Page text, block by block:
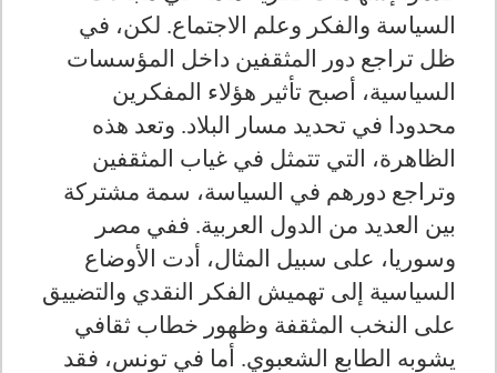
السياسة والفكر وعلم الاجتماع. لكن، في
ظل تراجع دور المثقفين داخل المؤسسات
السياسية، أصبح تأثير هؤلاء المفكرين
محدودا في تحديد مسار البلاد. وتعد هذه
الظاهرة، التي تتمثل في غياب المثقفين
وتراجع دورهم في السياسة، سمة مشتركة
بين العديد من الدول العربية. ففي مصر
وسوريا، على سبيل المثال، أدت الأوضاع
السياسية إلى تهميش الفكر النقدي والتضييق
على النخب المثقفة وظهور خطاب ثقافي
يشوبه الطابع الشعبوي. أما في تونس، فقد